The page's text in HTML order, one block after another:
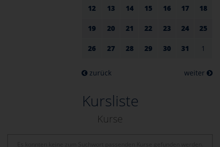
12 13 14 15 16 17 18
19 20 21 22 23 24 25
26 27 28 29 30 31 1
zurück weiter
Kursliste
Kurse